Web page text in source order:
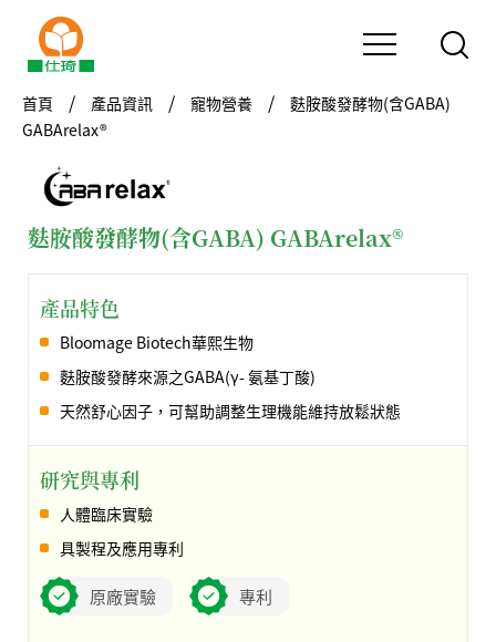
首頁 產品資訊 寵物營養
麩胺酸發酵物(含GABA)
GABArelax®
麩胺酸發酵物(含GABA) GABArelax®
產品特色
Bloomage Biotech華熙生物
麩胺酸發酵來源之GABA(γ- 氨基丁酸)
天然舒心因子，可幫助調整生理機能維持放鬆狀態
研究與專利
人體臨床實驗
具製程及應用專利
原廠實驗 專利